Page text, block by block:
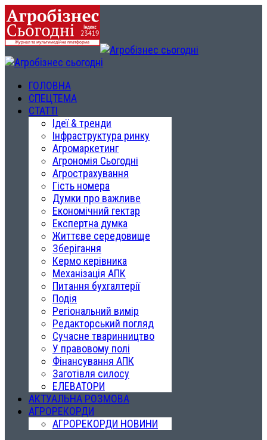
ГОЛОВНА
СПЕЦТЕМА
СТАТТІ
Ідеї & тренди
Інфраструктура ринку
Агромаркетинг
Агрономія Сьогодні
Агрострахування
Гість номера
Думки про важливе
Економічний гектар
Експертна думка
Життєве середовище
Зберігання
Кермо керівника
Механізація АПК
Питання бухгалтерії
Подія
Регіональний вимір
Редакторський погляд
Сучасне тваринництво
У правовому полі
Фінансування АПК
Заготівля силосу
ЕЛЕВАТОРИ
АКТУАЛЬНА РОЗМОВА
АГРОРЕКОРДИ
АГРОРЕКОРДИ НОВИНИ